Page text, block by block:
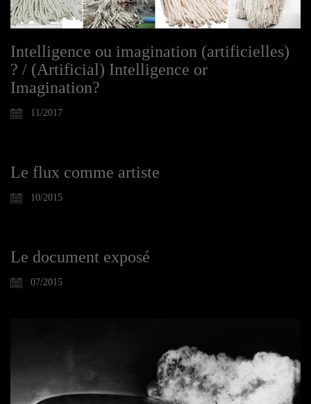
Intelligence ou imagination (artificielles)
? / (Artificial) Intelligence or
Imagination?
11/2017
Le flux comme artiste
10/2015
Le document exposé
07/2015